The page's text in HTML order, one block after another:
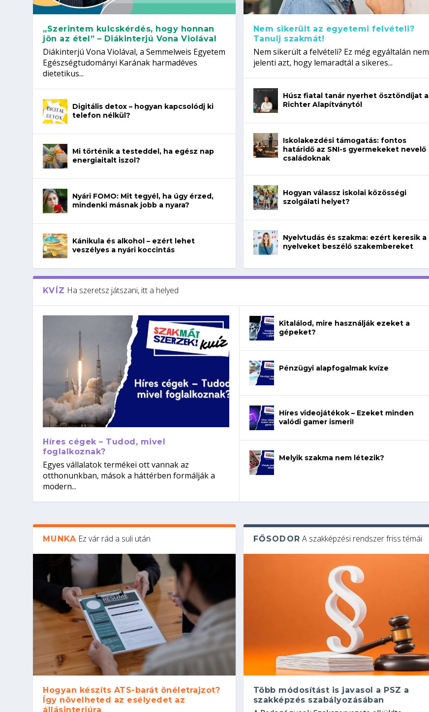
„Szerintem kulcskérdés, hogy honnan
jön az étel” – Diákinterjú Vona Violával
Diákinterjú Vona Violával, a Semmelweis Egyetem
Egészségtudományi Karának harmadéves
dietetikus...
Digitális detox – hogyan kapcsolódj ki
telefon nélkül?
Mi történik a testeddel, ha egész nap
energiaitalt iszol?
Nyári FOMO: Mit tegyél, ha úgy érzed,
mindenki másnak jobb a nyara?
Kánikula és alkohol – ezért lehet
veszélyes a nyári koccintás
Nem sikerült az egyetemi felvételi?
Tanulj szakmát!
Nem sikerült a felvételi? Ez még egyáltalán nem
jelenti azt, hogy lemaradtál a sikeres...
Húsz fiatal tanár nyerhet ösztöndíjat a
Richter Alapítványtól
Iskolakezdési támogatás: fontos
határidő az SNI-s gyermekeket nevelő
családoknak
Hogyan válassz iskolai közösségi
szolgálati helyet?
Nyelvtudás és szakma: ezért keresik a
nyelveket beszélő szakembereket
KVÍZ Ha szeretsz játszani, itt a helyed
Híres cégek – Tudod, mivel
foglalkoznak?
Egyes vállalatok termékei ott vannak az
otthonunkban, mások a háttérben formálják a
modern...
Kitalálod, mire használják ezeket a
gépeket?
Pénzügyi alapfogalmak kvíze
Híres videojátékok – Ezeket minden
valódi gamer ismeri!
Melyik szakma nem létezik?
MUNKA Ez vár rád a suli után
Hogyan készíts ATS-barát önéletrajzot?
Így növelheted az esélyedet az
állásinterjúra
FŐSODOR A szakképzési rendszer friss témái
Több módosítást is javasol a PSZ a
szakképzés szabályozásában